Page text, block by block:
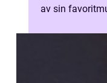
av sin